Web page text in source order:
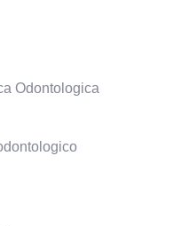
Odontologica